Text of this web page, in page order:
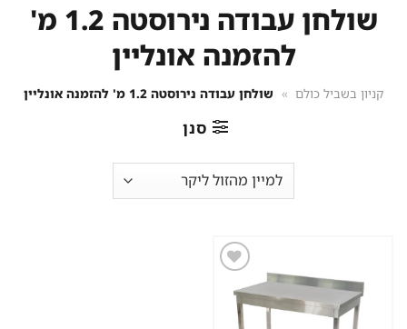
שולחן עבודה נירוסטה 1.2 מ'
להזמנה אונליין
קניון בשביל כולם » שולחן עבודה נירוסטה 1.2 מ' להזמנה אונליין
סנן
מוצר
במועדפים